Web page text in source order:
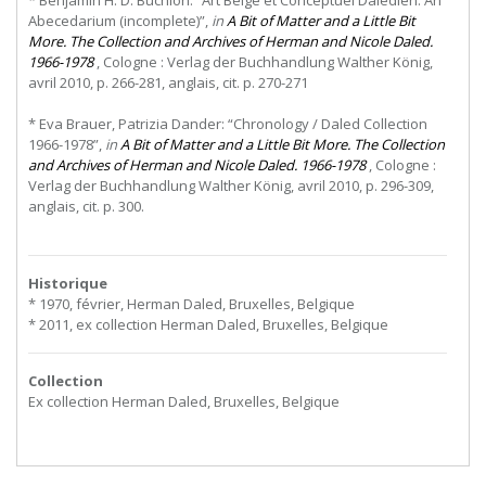
Abecedarium (incomplete)”, inA Bit of Matter and a Little Bit
More. The Collection and Archives of Herman and Nicole Daled.
1966-1978, Cologne : Verlag der Buchhandlung Walther König,
avril 2010, p. 266-281, anglais, cit. p. 270-271
* Eva Brauer, Patrizia Dander: “Chronology / Daled Collection
1966-1978”, inA Bit of Matter and a Little Bit More. The Collection
and Archives of Herman and Nicole Daled. 1966-1978, Cologne :
Verlag der Buchhandlung Walther König, avril 2010, p. 296-309,
anglais, cit. p. 300.
Historique
* 1970, février, Herman Daled, Bruxelles, Belgique
* 2011, ex collection Herman Daled, Bruxelles, Belgique
Collection
Ex collection Herman Daled, Bruxelles, Belgique